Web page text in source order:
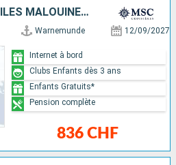
ALLEMAGNE, NORVÈGE, ÎLES MALOUINES, DANEMARK
Warnemunde 12/09/2027
836 CHF
Internet à bord
Clubs Enfants dès 3 ans
Enfants Gratuits*
Pension complète